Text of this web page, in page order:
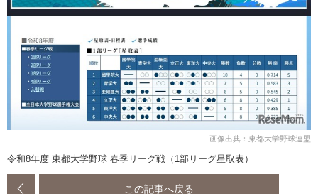
画像出典：東都大学野球連盟
令和8年度 東都大学野球 春季リーグ戦（1部リーグ星取表）
この記事へ戻る